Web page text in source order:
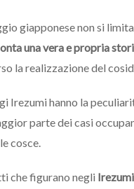
giapponese non si
una vera e propria
la realizzazione del
Irezumi hanno la
parte dei casi
cosce.
che figurano negli Irezumi